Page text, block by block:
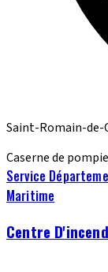
Saint-Romain-de-
Caserne de
Service
Maritime
Centre